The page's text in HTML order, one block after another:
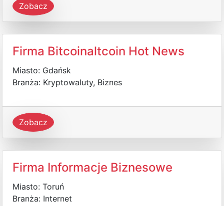
Zobacz
Firma Bitcoinaltcoin Hot News
Miasto: Gdańsk
Branża: Kryptowaluty, Biznes
Zobacz
Firma Informacje Biznesowe
Miasto: Toruń
Branża: Internet